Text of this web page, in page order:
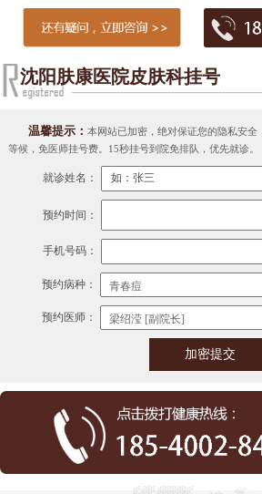
沈阳肤康医院皮肤科挂号
温馨提示：本网站已加密，绝对保证您的隐私安全
等候，免医师挂号费。15秒挂号到院免排队，优先就诊。
就诊姓名：
预约时间：
手机号码：
预约病种：
预约医师：